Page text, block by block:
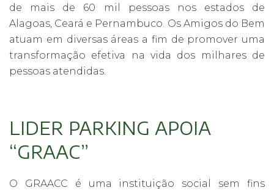
de mais de 60 mil pessoas nos estados de
Alagoas, Ceará e Pernambuco. Os Amigos do Bem
atuam em diversas áreas a fim de promover uma
transformação efetiva na vida dos milhares de
pessoas atendidas.
LIDER PARKING APOIA
“GRAAC”
O GRAACC é uma instituição social sem fins